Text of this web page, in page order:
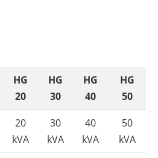
HG
20
HG
30
HG
40
HG
50
20
kVA
30
kVA
40
kVA
50
kVA